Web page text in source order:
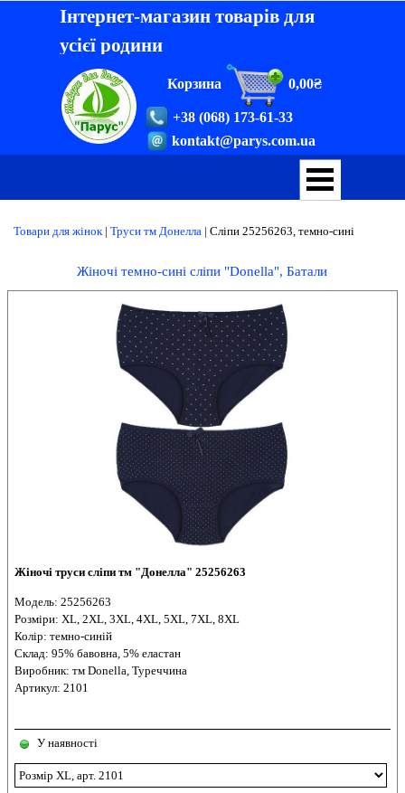
Інтернет-магазин товарів для
усієї родини
+38 (068) 173-61-33
kontakt@parys.com.ua
Корзина 0,00₴
Товари для жінок| Труси тм Донелла | Сліпи 25256263, темно-сині
Жіночі темно-сині сліпи "Donella", Батали
Жіночі труси сліпи тм "Донелла" 25256263
Модель: 25256263
Розміри: ХL, 2ХL, 3ХL, 4ХL, 5ХL, 7ХL, 8ХL
Колір: темно-синій
Склад: 95% бавовна, 5% еластан
Виробник: тм Donella, Туреччина
Артикул: 2101
У наявності